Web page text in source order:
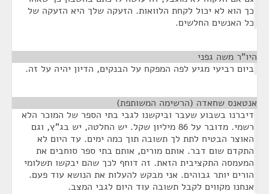
כך הוא לא יכול לקחת הלוואות. הזעקה שלך היא הזעקה של
כל האנשים החלשים.
היו"ר משה גפני
ביום רביעי מגיע לפה המפקח על הבנקים, הדיון יהיה על זה.
אנטאנס שחאדה (הרשימה המשותפת)
דיברנו בשבוע שעבר וביקשנו לגבי בתי הספר של המוכר הלא
רשמי. מדובר על 86 מיליון שקל. יש החלטה, יש בג"ץ, וגם
האוצר הבטיח לתת לך תשובה תוך כמה ימים. עד היום לא
התקדם שום דבר. אותם מורים, אותם בתי ספר סוחבים את
המעמסה התקציבית הזאת. זה דוחף לכך שהם יבקשו תשלומי
הורים יותר גבוהים. אני מבקש להעלות את הנושא עוד פעם.
אנחנו מקווים לקבל תשובה עוד היום לגבי המצב.